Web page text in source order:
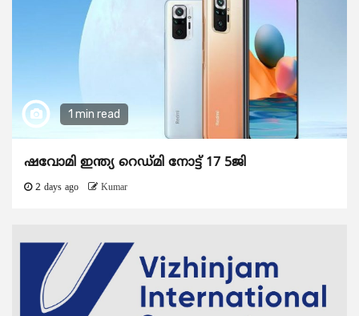
1 min read
ഷവോമി ഇന്ത്യ റെഡ്മി നോട്ട് 17 5ജി
2 days ago Kumar